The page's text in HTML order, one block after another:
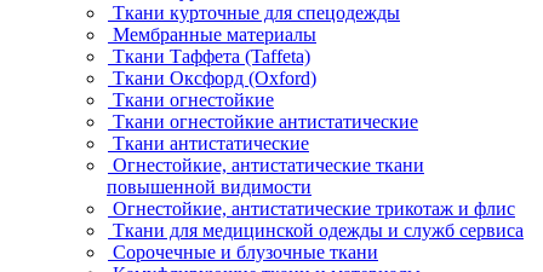
Ткани курточные для спецодежды
Мембранные материалы
Ткани Таффета (Taffeta)
Ткани Оксфорд (Oxford)
Ткани огнестойкие
Ткани огнестойкие антистатические
Ткани антистатические
Огнестойкие, антистатические ткани
повышенной видимости
Огнестойкие, антистатические трикотаж и флис
Ткани для медицинской одежды и служб сервиса
Сорочечные и блузочные ткани